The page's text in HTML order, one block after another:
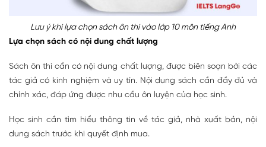
Lưu ý khi lựa chọn sách ôn thi vào lớp 10 môn tiếng Anh
Lựa chọn sách có nội dung chất lượng
Sách ôn thi cần có nội dung chất lượng, được biên soạn bởi các
tác giả có kinh nghiệm và uy tín. Nội dung sách cần đầy đủ và
chính xác, đáp ứng được nhu cầu ôn luyện của học sinh.
Học sinh cần tìm hiểu thông tin về tác giả, nhà xuất bản, nội
dung sách trước khi quyết định mua.